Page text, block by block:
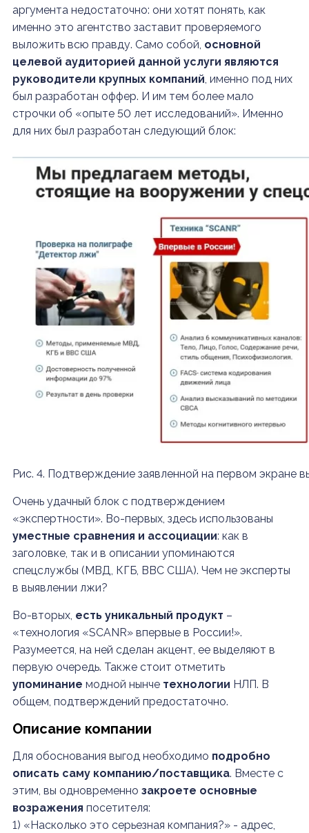
аргумента недостаточно: они хотят понять, как
именно это агентство заставит проверяемого
выложить всю правду. Само собой, основной
целевой аудиторией данной услуги являются
руководители крупных компаний , именно под них
был разработан оффер. И им тем более мало
строчки об «опыте 50 лет исследований». Именно
для них был разработан следующий блок:
Рис. 4. Подтверждение заявленной на первом экране
Очень удачный блок с подтверждением
«экспертности». Во-первых, здесь использованы
уместные сравнения и ассоциации: как в
заголовке, так и в описании упоминаются
спецслужбы (МВД, КГБ, ВВС США). Чем не эксперты
в выявлении лжи?
Во-вторых, есть уникальный продукт –
«технология «SCANR» впервые в России!».
Разумеется, на ней сделан акцент, ее выделяют в
первую очередь. Также стоит отметить
упоминание модной нынче технологии НЛП. В
общем, подтверждений предостаточно.
Описание компании
Для обоснования выгод необходимо подробно
описать саму компанию/поставщика. Вместе с
этим, вы одновременно закроете основные
возражения посетителя:
1) «Насколько это серьезная компания?» - адрес,